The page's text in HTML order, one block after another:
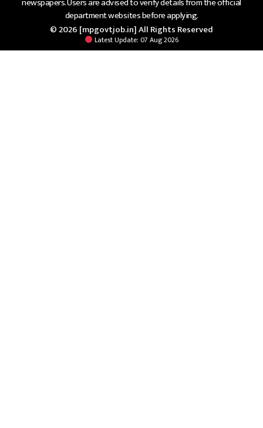
department websites before applying.
© 2026 [mpgovtjob.in] All Rights Reserved
Latest Update: 07 Aug 2026